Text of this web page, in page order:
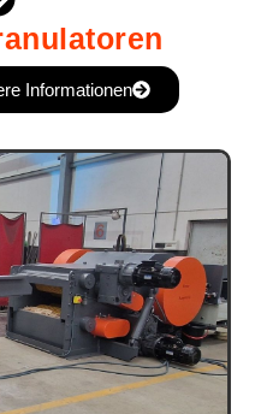
Informationen